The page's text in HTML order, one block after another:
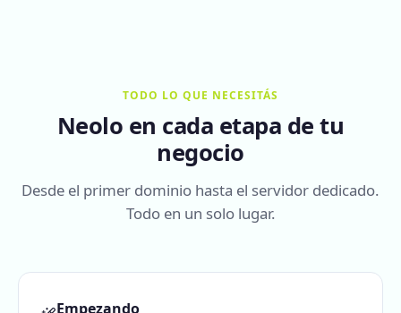
TODO LO QUE NECESITÁS
Neolo en cada etapa de tu
negocio
Desde el primer dominio hasta el servidor dedicado.
Todo en un solo lugar.
Empezando